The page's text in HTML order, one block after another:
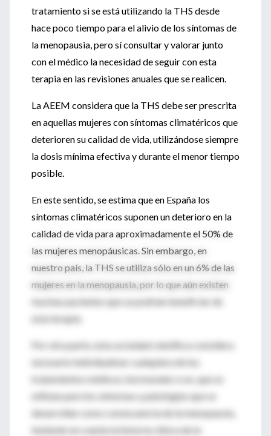
tratamiento si se está utilizando la THS desde
hace poco tiempo para el alivio de los síntomas de
la menopausia, pero sí consultar y valorar junto
con el médico la necesidad de seguir con esta
terapia en las revisiones anuales que se realicen.
La AEEM considera que la THS debe ser prescrita
en aquellas mujeres con síntomas climatéricos que
deterioren su calidad de vida, utilizándose siempre
la dosis mínima efectiva y durante el menor tiempo
posible.
En este sentido, se estima que en España los
síntomas climatéricos suponen un deterioro en la
calidad de vida para aproximadamente el 50% de
las mujeres menopáusicas. Sin embargo, en
nuestro país, la THS se utiliza sólo en un 6% de las
mujeres en la menopausia, por lo que aún existen
muchas pacientes que se podrían beneficiar de
esta terapia.
Por otra parte, esta sociedad científica considera
necesario individualizar cualquiera de los
tratamientos médicos, hormonales o no, que se
utilizan para los síntomas y patologías que se
desarrollan como consecuencia de la menopausia,
teniendo en cuenta la historia clínica de la